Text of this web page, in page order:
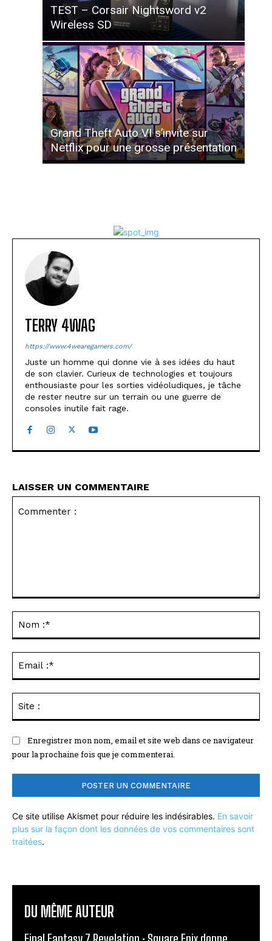
TEST – Corsair Nightsword v2
Wireless SD
Grand Theft Auto VI s’invite sur
Netflix pour une grosse présentation
TERRY 4WAG
https://www.4wearegamers.com/
Juste un homme qui donne vie à ses idées du haut
de son clavier. Curieux de technologies et toujours
enthousiaste pour les sorties vidéoludiques, je tâche
de rester neutre sur un terrain ou une guerre de
consoles inutile fait rage.
LAISSER UN COMMENTAIRE
Enregistrer mon nom, email et site web dans ce navigateur
pour la prochaine fois que je commenterai.
Ce site utilise Akismet pour réduire les indésirables. En savoir
plus sur la façon dont les données de vos commentaires sont
traitées.
DU MÊME AUTEUR